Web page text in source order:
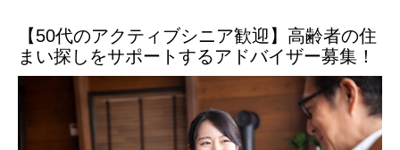
【50代のアクティブシニア歓迎】高齢者の住
まい探しをサポートするアドバイザー募集！